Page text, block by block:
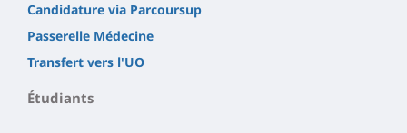
Candidature via Parcoursup
Passerelle Médecine
Transfert vers l'UO
Étudiants